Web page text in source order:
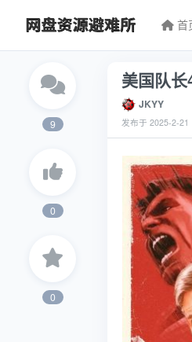
首
9
0
0
美国队
JKYY
发布于 2025-2-21